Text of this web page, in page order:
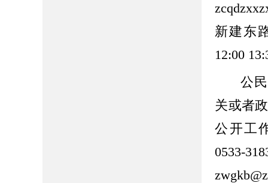
新建东
12:00
公
关或者
公开工
0533-